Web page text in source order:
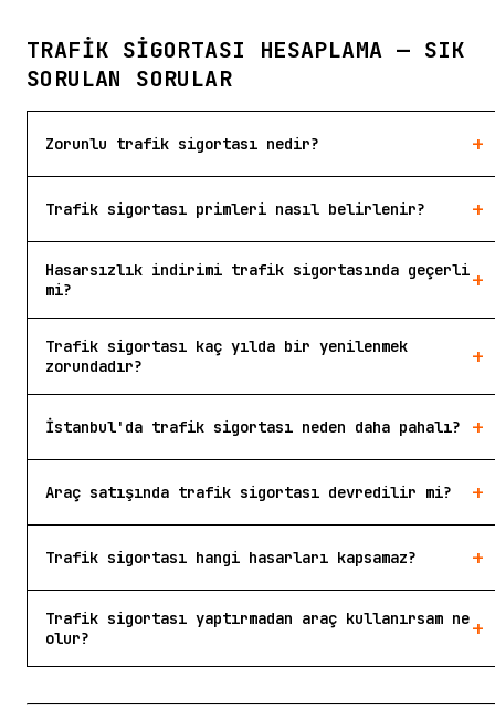
TRAFIK SIGORTASI HESAPLAMA — SIK
SORULAN SORULAR
Zorunlu trafik sigortası nedir? +
Trafik sigortası primleri nasıl belirlenir? +
Hasarsızlık indirimi trafik sigortasında geçerli
mi?
+
Trafik sigortası kaç yılda bir yenilenmek
zorundadır?
+
İstanbul'da trafik sigortası neden daha pahalı? +
Araç satışında trafik sigortası devredilir mi? +
Trafik sigortası hangi hasarları kapsamaz? +
Trafik sigortası yaptırmadan araç kullanırsam ne
olur?
+